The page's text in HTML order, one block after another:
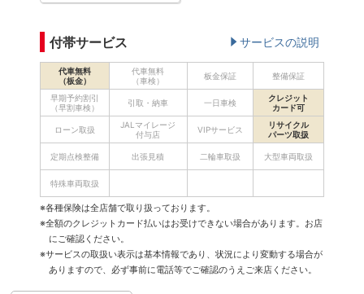
付帯サービス サービスの説明
代車無料
（板金）
代車無料
（車検）
板金保証 整備保証
早期予約割引
（早割車検）
引取・納車 一日車検
クレジット
カード可
ローン取扱
JALマイレージ
付与店
VIPサービス
リサイクル
パーツ取扱
定期点検整備 出張見積 二輪車取扱 大型車両取扱
特殊車両取扱
※各種保険は全店舗で取り扱っております。
※全額のクレジットカード払いはお受けできない場合があります。お店
にご確認ください。
※サービスの取扱い表示は基本情報であり、状況により変動する場合が
ありますので、必ず事前に電話等でご確認のうえご来店ください。